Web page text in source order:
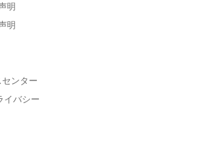
有効にします。
ータキットをインストールして、データ
スします。
。
明
明
ンター
イバシー